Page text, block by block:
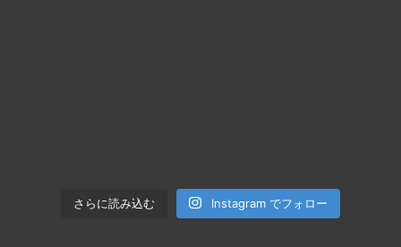
さらに読み込む Instagram でフォロー